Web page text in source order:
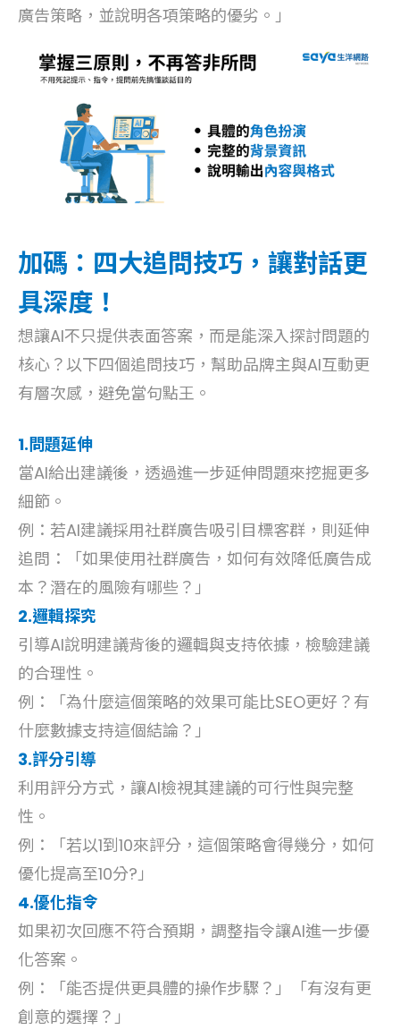
廣告策略，並說明各項策略的優劣。」
加碼：四大追問技巧，讓對話更
具深度！
想讓AI不只提供表面答案，而是能深入探討問題的
核心？以下四個追問技巧，幫助品牌主與AI互動更
有層次感，避免當句點王。
1.問題延伸
當AI給出建議後，透過進一步延伸問題來挖掘更多
細節。
例：若AI建議採用社群廣告吸引目標客群，則延伸
追問：「如果使用社群廣告，如何有效降低廣告成
本？潛在的風險有哪些？」
2.邏輯探究
引導AI說明建議背後的邏輯與支持依據，檢驗建議
的合理性。
例：「為什麼這個策略的效果可能比SEO更好？有
什麼數據支持這個結論？」
3.評分引導
利用評分方式，讓AI檢視其建議的可行性與完整
性。
例：「若以1到10來評分，這個策略會得幾分，如何
優化提高至10分?」
4.優化指令
如果初次回應不符合預期，調整指令讓AI進一步優
化答案。
例：「能否提供更具體的操作步驟？」「有沒有更
創意的選擇？」